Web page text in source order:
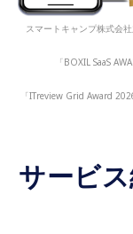
スマートキャンプ株式会
「BOXIL SaaS
「ITreview Grid Award
サービ